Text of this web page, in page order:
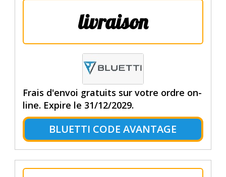
livraison
Frais d'envoi gratuits sur votre ordre on-
line. Expire le 31/12/2029.
BLUETTI CODE AVANTAGE